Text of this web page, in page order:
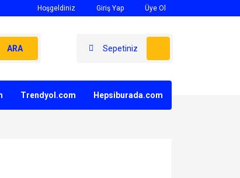
Hoşgeldiniz Giriş Yap Üye Ol
ARA Sepetiniz
Trendyol.com Hepsiburada.com